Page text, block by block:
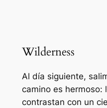
Wilderness
Al día siguiente,
camino es hermoso:
contrastan con un